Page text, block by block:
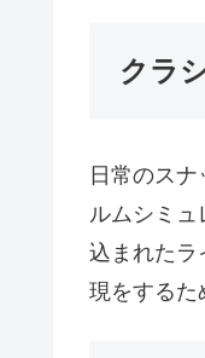
クラ
日常のス
ルムシミ
込まれたラ
現をするた